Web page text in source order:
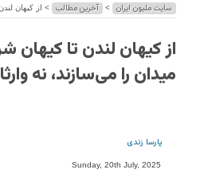
سایت ملیون ایران > آخرین مطالب > از کیهان
از کیهان لندن تا کیهان
میدان را می‌سازند، نه
پارسا زندی
Sunday, 20th July, 2025